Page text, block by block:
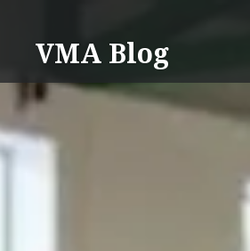
conteúdoVMA Blog